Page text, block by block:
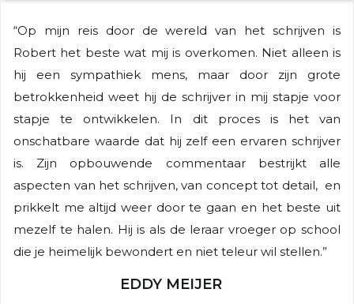
“Op mijn reis door de wereld van het schrijven is
Robert het beste wat mij is overkomen. Niet alleen is
hij een sympathiek mens, maar door zijn grote
betrokkenheid weet hij de schrijver in mij stapje voor
stapje te ontwikkelen. In dit proces is het van
onschatbare waarde dat hij zelf een ervaren schrijver
is. Zijn opbouwende commentaar bestrijkt alle
aspecten van het schrijven, van concept tot detail, en
prikkelt me altijd weer door te gaan en het beste uit
mezelf te halen. Hij is als de leraar vroeger op school
die je heimelijk bewondert en niet teleur wil stellen.”
EDDY MEIJER